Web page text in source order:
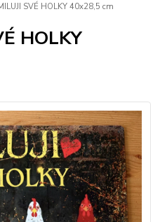
SVÉ HOLKY 40x28,5 cm
HOLKY